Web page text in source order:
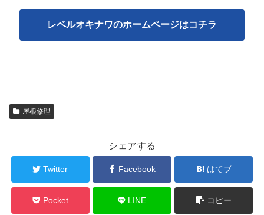
レベルオキナワのホームページはコチラ
屋根修理
シェアする
Twitter Facebook はてブ
Pocket LINE コピー